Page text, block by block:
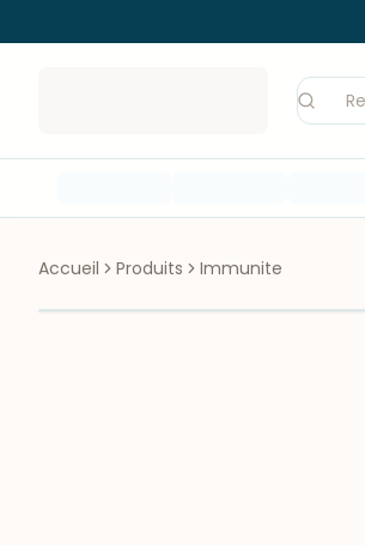
Accueil Produits Immunite